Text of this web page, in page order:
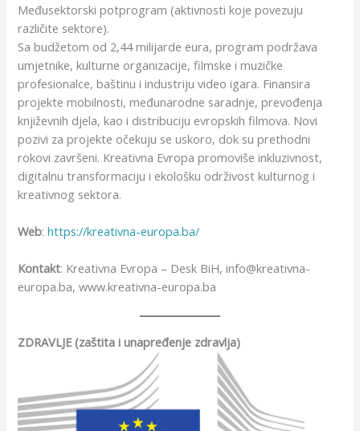
Međusektorski potprogram (aktivnosti koje povezuju
različite sektore).
Sa budžetom od 2,44 milijarde eura, program podržava
umjetnike, kulturne organizacije, filmske i muzičke
profesionalce, baštinu i industriju video igara. Finansira
projekte mobilnosti, međunarodne saradnje, prevođenja
književnih djela, kao i distribuciju evropskih filmova. Novi
pozivi za projekte očekuju se uskoro, dok su prethodni
rokovi završeni. Kreativna Evropa promoviše inkluzivnost,
digitalnu transformaciju i ekološku održivost kulturnog i
kreativnog sektora.
Web:https://kreativna-europa.ba/
Kontakt: Kreativna Evropa – Desk BiH, info@kreativna-
europa.ba, www.kreativna-europa.ba
ZDRAVLJE (zaštita i unapređenje zdravlja)